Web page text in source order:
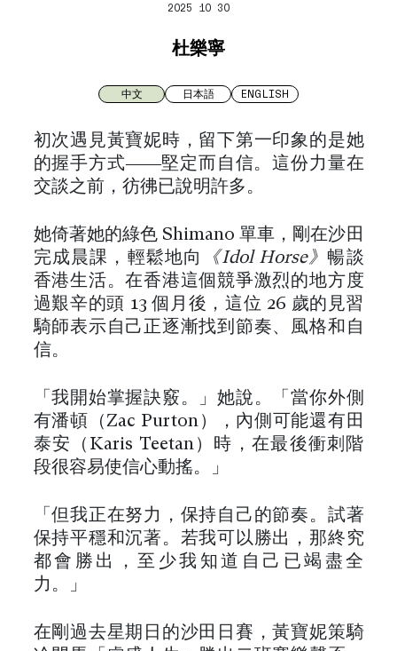
2025 10 30
杜樂寧
中文 日本語 ENGLISH
初次遇見黃寶妮時，留下第一印象的是她
的握手方式——堅定而自信。這份力量在
交談之前，彷彿已說明許多。
她倚著她的綠色 Shimano 單車，剛在沙田
完成晨課，輕鬆地向
《Idol Horse》 暢談
香港生活。在香港這個競爭激烈的地方度
過艱辛的頭 13 個月後，這位 26 歲的見習
騎師表示自己正逐漸找到節奏、風格和自
信。
「我開始掌握訣竅。」她說。「當你外側
有潘頓（Zac Purton），內側可能還有田
泰安（Karis Teetan）時，在最後衝刺階
段很容易使信心動搖。」
「但我正在努力，保持自己的節奏。試著
保持平穩和沉著。若我可以勝出，那終究
都會勝出，至少我知道自己已竭盡全
力。」
在剛過去星期日的沙田日賽，黃寶妮策騎